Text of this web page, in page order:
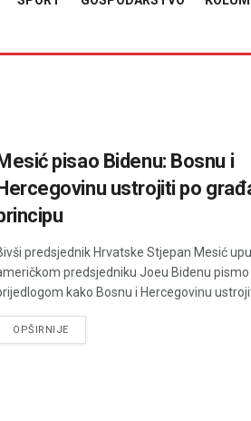
pisao Bidenu: Bosnu i
ustrojiti po
predsjednik Hrvatske Stjepan Mesić
predsjedniku Joeu Bidenu pismo
kako Bosnu i Hercegovinu ustrojiti
OPŠIRNIJEDETAILS